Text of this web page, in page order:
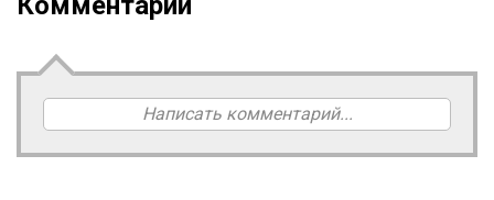
Написать комментарий...